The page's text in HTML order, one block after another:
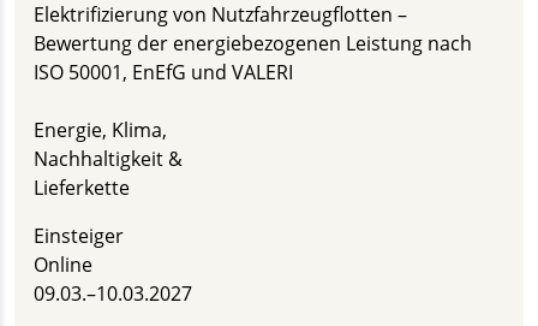
Elektrifizierung von Nutzfahrzeugflotten –
Bewertung der energiebezogenen Leistung nach
ISO 50001, EnEfG und VALERI
Energie, Klima,
Nachhaltigkeit &
Lieferkette
Einsteiger
Online
09.03.–10.03.2027